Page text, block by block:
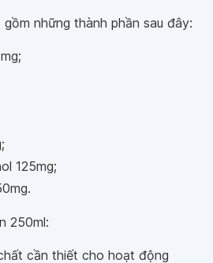
gồm những thành phần sau đây:
125mg;
250ml:
cần thiết cho hoạt động